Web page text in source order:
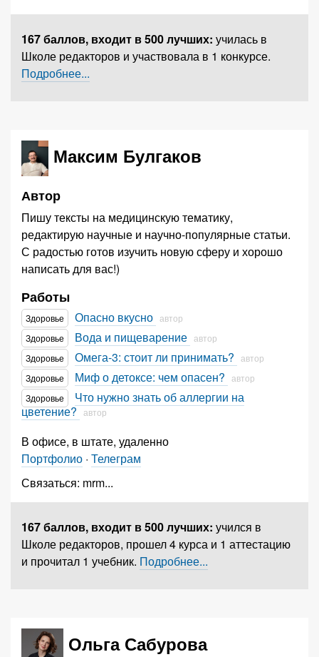
167 баллов, входит в 500 лучших: училась в
Школе редакторов и участвовала в 1 конкурсе.
Подробнее...
Максим Булгаков
Автор
Пишу тексты на медицинскую тематику,
редактирую научные и научно-популярные статьи.
С радостью готов изучить новую сферу и хорошо
написать для вас!)
Работы
Здоровье Опасно вкусно автор
Здоровье
Вода и пищеварение автор
Здоровье
Омега-3: стоит ли принимать? автор
Здоровье
Миф о детоксе: чем опасен? автор
Здоровье
Что нужно знать об аллергии на
цветение? автор
В офисе, в штате, удаленно
Портфолио · Телеграм
Связаться: mrm...
167 баллов, входит в 500 лучших: учился в
Школе редакторов, прошел 4 курса и 1 аттестацию
и прочитал 1 учебник. Подробнее...
Ольга Сабурова